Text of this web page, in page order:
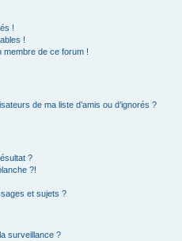
!
!
membre de ce forum !
de ma liste d’amis ou d’ignorés ?
?
?!
et sujets ?
surveillance ?